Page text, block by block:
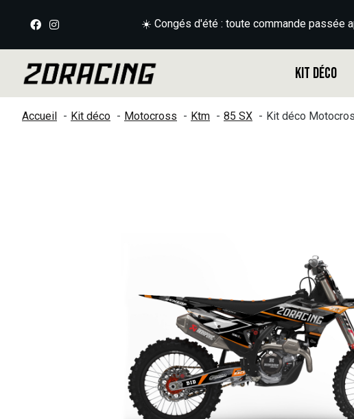
☀️ Congés d'été : toute commande passée
Kit déco
Accueil Kit déco Motocross Ktm 85 SX Kit déco